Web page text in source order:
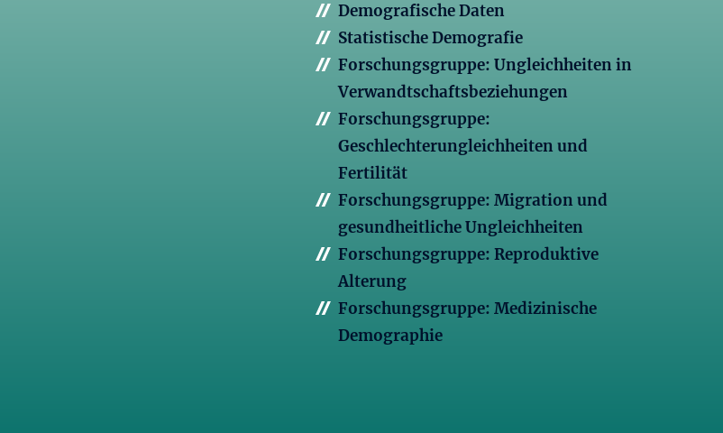
Demografische Daten
Statistische Demografie
Forschungsgruppe: Ungleichheiten in
Verwandtschaftsbeziehungen
Forschungsgruppe:
Geschlechterungleichheiten und
Fertilität
Forschungsgruppe: Migration und
gesundheitliche Ungleichheiten
Forschungsgruppe: Reproduktive
Alterung
Forschungsgruppe: Medizinische
Demographie